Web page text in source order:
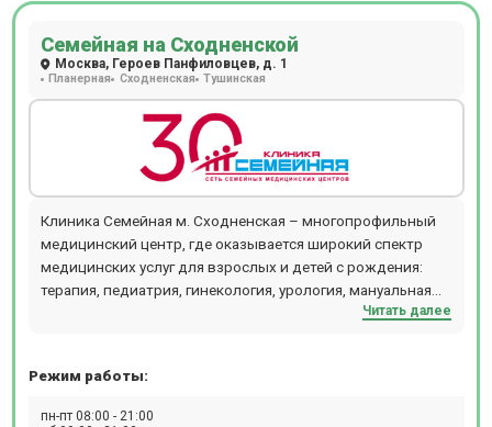
Семейная на Сходненской
Москва, Героев Панфиловцев, д. 1
Планерная Сходненская Тушинская
Клиника Семейная м. Сходненская – многопрофильный
медицинский центр, где оказывается широкий спектр
медицинских услуг для взрослых и детей с рождения:
терапия, педиатрия, гинекология, урология, мануальная
терапия, дерматология и косметология, проктология,
физиотерапия и т.д. В отделении проводятся следующие
Читать далее
Режим работы:
пн-пт 08:00 - 21:00